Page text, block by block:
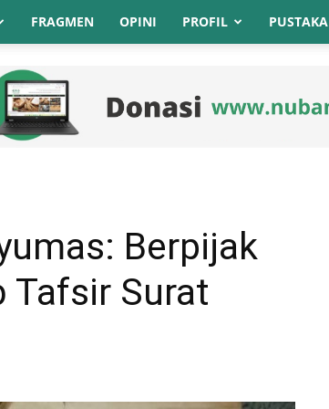
FRAGMEN OPINI PROFIL PUSTAKA
Berpijak
Tafsir Surat